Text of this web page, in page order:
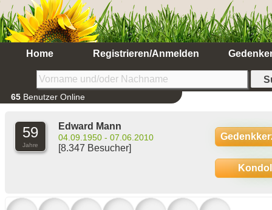
Home Registrieren/Anmelden
65 Benutzer Online
59
Jahre
Edward Mann
04.09.1950 - 07.06.2010
[8.347 Besucher]